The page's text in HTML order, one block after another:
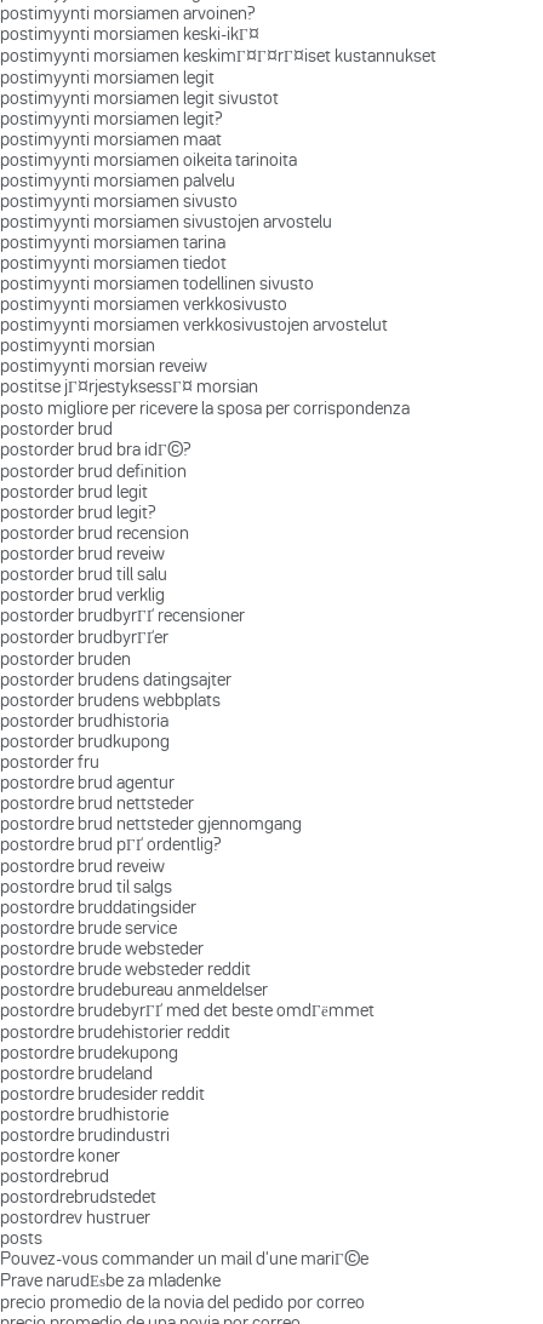
postimyynti morsiamen arvoinen?
postimyynti morsiamen keski-ikГ¤
postimyynti morsiamen keskimГ¤Г¤rГ¤iset kustannukset
postimyynti morsiamen legit
postimyynti morsiamen legit sivustot
postimyynti morsiamen legit?
postimyynti morsiamen maat
postimyynti morsiamen oikeita tarinoita
postimyynti morsiamen palvelu
postimyynti morsiamen sivusto
postimyynti morsiamen sivustojen arvostelu
postimyynti morsiamen tarina
postimyynti morsiamen tiedot
postimyynti morsiamen todellinen sivusto
postimyynti morsiamen verkkosivusto
postimyynti morsiamen verkkosivustojen arvostelut
postimyynti morsian
postimyynti morsian reveiw
postitse jГ¤rjestyksessГ¤ morsian
posto migliore per ricevere la sposa per corrispondenza
postorder brud
postorder brud bra idГ©?
postorder brud definition
postorder brud legit
postorder brud legit?
postorder brud recension
postorder brud reveiw
postorder brud till salu
postorder brud verklig
postorder brudbyrГҐ recensioner
postorder brudbyrГҐer
postorder bruden
postorder brudens datingsajter
postorder brudens webbplats
postorder brudhistoria
postorder brudkupong
postorder fru
postordre brud agentur
postordre brud nettsteder
postordre brud nettsteder gjennomgang
postordre brud pГҐ ordentlig?
postordre brud reveiw
postordre brud til salgs
postordre bruddatingsider
postordre brude service
postordre brude websteder
postordre brude websteder reddit
postordre brudebureau anmeldelser
postordre brudebyrГҐ med det beste omdГёmmet
postordre brudehistorier reddit
postordre brudekupong
postordre brudeland
postordre brudesider reddit
postordre brudhistorie
postordre brudindustri
postordre koner
postordrebrud
postordrebrudstedet
postordrev hustruer
posts
Pouvez-vous commander un mail d'une mariГ©e
Prave narudЕѕbe za mladenke
precio promedio de la novia del pedido por correo